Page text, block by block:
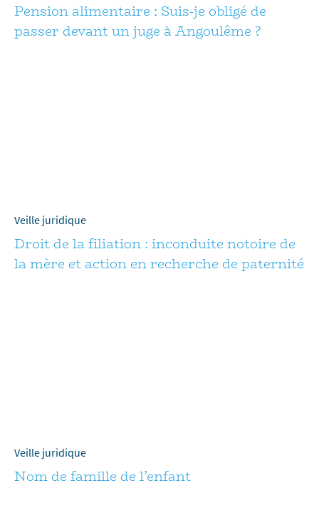
Pension alimentaire : Suis-je obligé de
passer devant un juge à Angoulême ?
Veille juridique
Droit de la filiation : inconduite notoire de
la mère et action en recherche de paternité
Veille juridique
Nom de famille de l’enfant